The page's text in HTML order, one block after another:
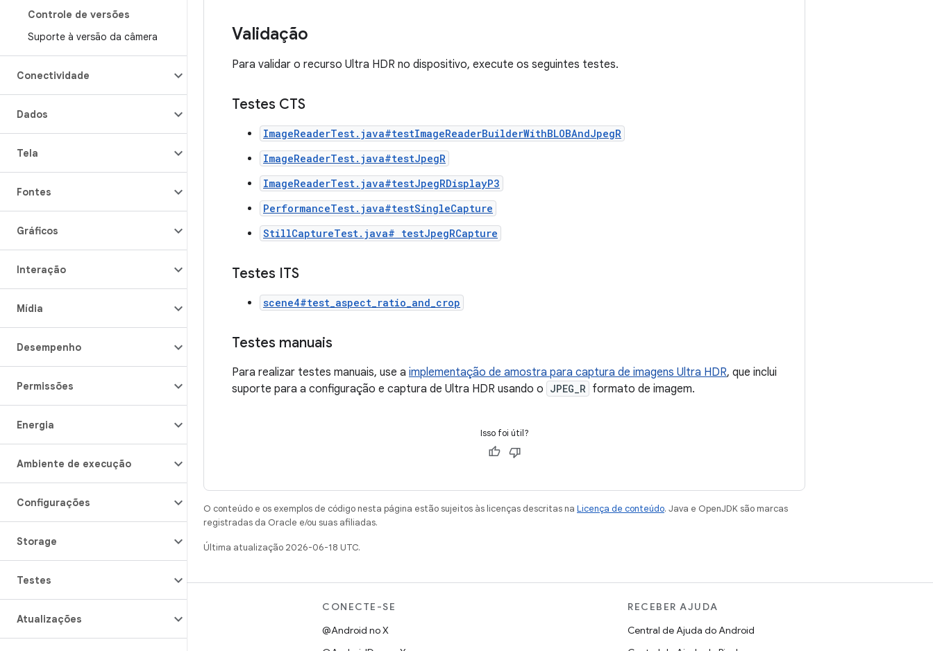
Controle de versões
Suporte à versão da câmera
Conectividade
Dados
Tela
Fontes
Gráficos
Interação
Mídia
Desempenho
Permissões
Energia
Ambiente de execução
Configurações
Storage
Testes
Atualizações
Validação
Para validar o recurso Ultra HDR no dispositivo, execute os seguintes testes.
Testes CTS
ImageReaderTest.java#testImageReaderBuilderWithBLOBAndJpegR
ImageReaderTest.java#testJpegR
ImageReaderTest.java#testJpegRDisplayP3
PerformanceTest.java#testSingleCapture
StillCaptureTest.java# testJpegRCapture
Testes ITS
scene4#test_aspect_ratio_and_crop
Testes manuais
Para realizar testes manuais, use a implementação de amostra para captura de imagens Ultra HDR, que inclui
suporte para a configuração e captura de Ultra HDR usando o JPEG_R formato de imagem.
Isso foi útil?
O conteúdo e os exemplos de código nesta página estão sujeitos às licenças descritas na Licença de conteúdo. Java e OpenJDK são marcas
registradas da Oracle e/ou suas afiliadas.
Última atualização 2026-06-18 UTC.
CONECTE-SE
@Android no X
RECEBER AJUDA
Central de Ajuda do Android